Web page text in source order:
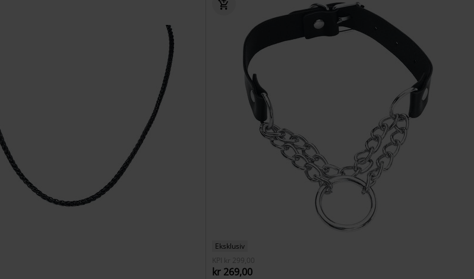
Eksklusiv
KPI
kr 299,00
kr 269,00